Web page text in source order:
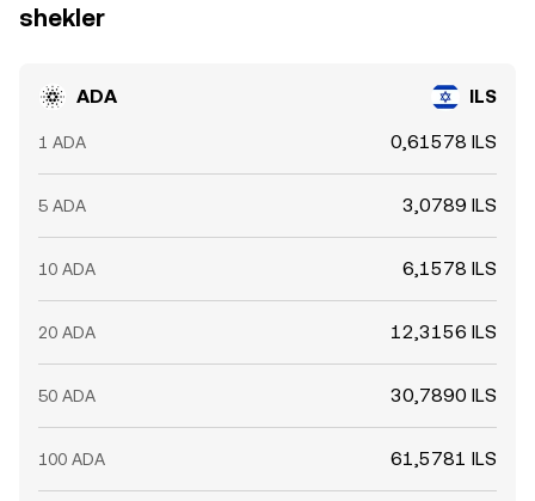
shekler
ADA ILS
1 ADA 0,61578 ILS
5 ADA 3,0789 ILS
10 ADA 6,1578 ILS
20 ADA 12,3156 ILS
50 ADA 30,7890 ILS
100 ADA 61,5781 ILS